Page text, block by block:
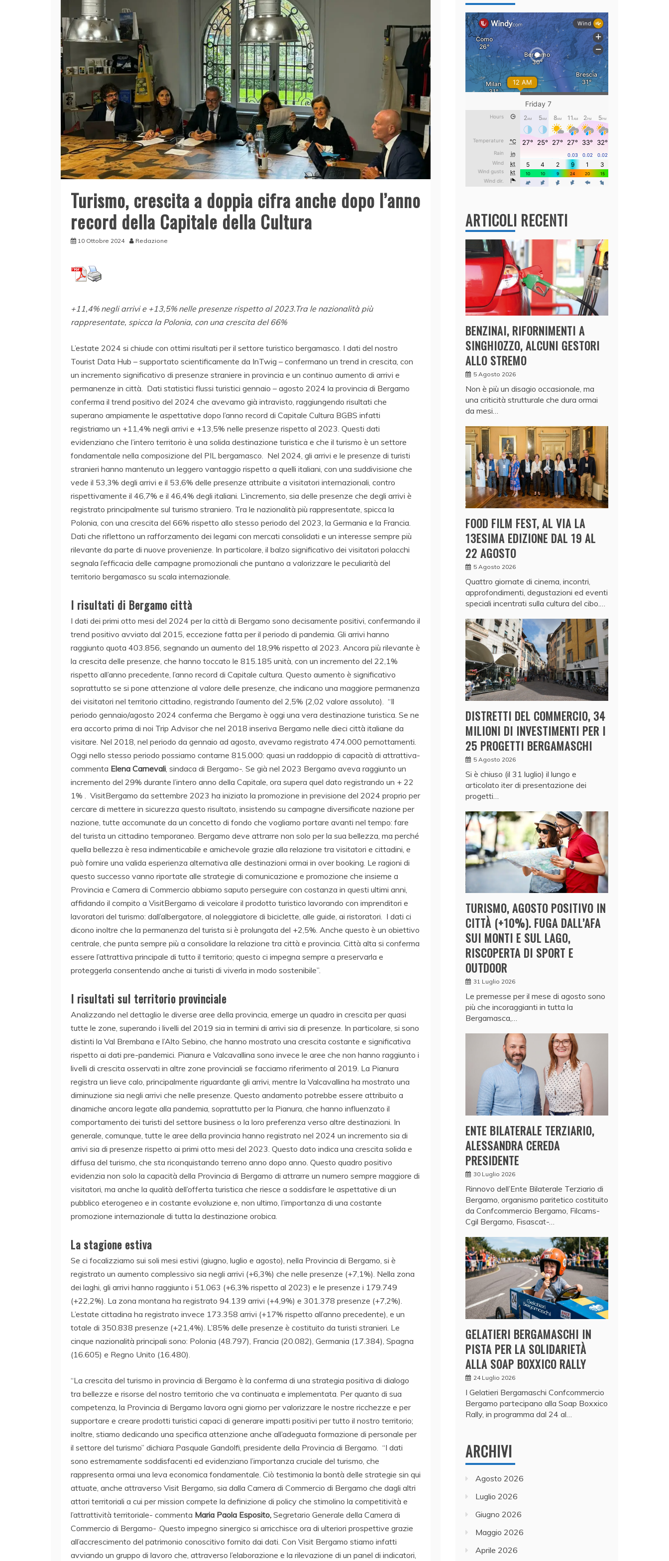
Turismo, crescita a doppia cifra anche dopo l’anno
record della Capitale della Cultura
10 Ottobre 2024 Redazione
+11,4% negli arrivi e +13,5% nelle presenze rispetto al 2023.Tra le nazionalità più
rappresentate, spicca la Polonia, con una crescita del 66%
L’estate 2024 si chiude con ottimi risultati per il settore turistico bergamasco. I dati del nostro
Tourist Data Hub – supportato scientificamente da InTwig – confermano un trend in crescita, con
un incremento significativo di presenze straniere in provincia e un continuo aumento di arrivi e
permanenze in città. Dati statistici flussi turistici gennaio – agosto 2024 la provincia di Bergamo
conferma il trend positivo del 2024 che avevamo già intravisto, raggiungendo risultati che
superano ampiamente le aspettative dopo l’anno record di Capitale Cultura BGBS infatti
registriamo un +11,4% negli arrivi e +13,5% nelle presenze rispetto al 2023. Questi dati
evidenziano che l’intero territorio è una solida destinazione turistica e che il turismo è un settore
fondamentale nella composizione del PIL bergamasco. Nel 2024, gli arrivi e le presenze di turisti
stranieri hanno mantenuto un leggero vantaggio rispetto a quelli italiani, con una suddivisione che
vede il 53,3% degli arrivi e il 53,6% delle presenze attribuite a visitatori internazionali, contro
rispettivamente il 46,7% e il 46,4% degli italiani. L’incremento, sia delle presenze che degli arrivi è
registrato principalmente sul turismo straniero. Tra le nazionalità più rappresentate, spicca la
Polonia, con una crescita del 66% rispetto allo stesso periodo del 2023, la Germania e la Francia.
Dati che riflettono un rafforzamento dei legami con mercati consolidati e un interesse sempre più
rilevante da parte di nuove provenienze. In particolare, il balzo significativo dei visitatori polacchi
segnala l’efficacia delle campagne promozionali che puntano a valorizzare le peculiarità del
territorio bergamasco su scala internazionale.
I risultati di Bergamo città
I dati dei primi otto mesi del 2024 per la città di Bergamo sono decisamente positivi, confermando il
trend positivo avviato dal 2015, eccezione fatta per il periodo di pandemia. Gli arrivi hanno
raggiunto quota 403.856, segnando un aumento del 18,9% rispetto al 2023. Ancora più rilevante è
la crescita delle presenze, che hanno toccato le 815.185 unità, con un incremento del 22,1%
rispetto all’anno precedente, l’anno record di Capitale cultura. Questo aumento è significativo
soprattutto se si pone attenzione al valore delle presenze, che indicano una maggiore permanenza
dei visitatori nel territorio cittadino, registrando l’aumento del 2,5% (2,02 valore assoluto). “Il
periodo gennaio/agosto 2024 conferma che Bergamo è oggi una vera destinazione turistica. Se ne
era accorto prima di noi Trip Advisor che nel 2018 inseriva Bergamo nelle dieci città italiane da
visitare. Nel 2018, nel periodo da gennaio ad agosto, avevamo registrato 474.000 pernottamenti.
Oggi nello stesso periodo possiamo contarne 815.000: quasi un raddoppio di capacità di attrattiva-
commenta Elena Carnevali, sindaca di Bergamo-. Se già nel 2023 Bergamo aveva raggiunto un
incremento del 29% durante l’intero anno della Capitale, ora supera quel dato registrando un + 22
1% . VisitBergamo da settembre 2023 ha iniziato la promozione in previsione del 2024 proprio per
cercare di mettere in sicurezza questo risultato, insistendo su campagne diversificate nazione per
nazione, tutte accomunate da un concetto di fondo che vogliamo portare avanti nel tempo: fare
del turista un cittadino temporaneo. Bergamo deve attrarre non solo per la sua bellezza, ma perché
quella bellezza è resa indimenticabile e amichevole grazie alla relazione tra visitatori e cittadini, e
può fornire una valida esperienza alternativa alle destinazioni ormai in over booking. Le ragioni di
questo successo vanno riportate alle strategie di comunicazione e promozione che insieme a
Provincia e Camera di Commercio abbiamo saputo perseguire con costanza in questi ultimi anni,
affidando il compito a VisitBergamo di veicolare il prodotto turistico lavorando con imprenditori e
lavoratori del turismo: dall’albergatore, al noleggiatore di biciclette, alle guide, ai ristoratori. I dati ci
dicono inoltre che la permanenza del turista si è prolungata del +2,5%. Anche questo è un obiettivo
centrale, che punta sempre più a consolidare la relazione tra città e provincia. Città alta si conferma
essere l’attrattiva principale di tutto il territorio; questo ci impegna sempre a preservarla e
proteggerla consentendo anche ai turisti di viverla in modo sostenibile”.
I risultati sul territorio provinciale
Analizzando nel dettaglio le diverse aree della provincia, emerge un quadro in crescita per quasi
tutte le zone, superando i livelli del 2019 sia in termini di arrivi sia di presenze. In particolare, si sono
distinti la Val Brembana e l’Alto Sebino, che hanno mostrato una crescita costante e significativa
rispetto ai dati pre-pandemici. Pianura e Valcavallina sono invece le aree che non hanno raggiunto i
livelli di crescita osservati in altre zone provinciali se facciamo riferimento al 2019. La Pianura
registra un lieve calo, principalmente riguardante gli arrivi, mentre la Valcavallina ha mostrato una
diminuzione sia negli arrivi che nelle presenze. Questo andamento potrebbe essere attribuito a
dinamiche ancora legate alla pandemia, soprattutto per la Pianura, che hanno influenzato il
comportamento dei turisti del settore business o la loro preferenza verso altre destinazioni. In
generale, comunque, tutte le aree della provincia hanno registrato nel 2024 un incremento sia di
arrivi sia di presenze rispetto ai primi otto mesi del 2023. Questo dato indica una crescita solida e
diffusa del turismo, che sta riconquistando terreno anno dopo anno. Questo quadro positivo
evidenzia non solo la capacità della Provincia di Bergamo di attrarre un numero sempre maggiore di
visitatori, ma anche la qualità dell’offerta turistica che riesce a soddisfare le aspettative di un
pubblico eterogeneo e in costante evoluzione e, non ultimo, l’importanza di una costante
promozione internazionale di tutta la destinazione orobica.
La stagione estiva
Se ci focalizziamo sui soli mesi estivi (giugno, luglio e agosto), nella Provincia di Bergamo, si è
registrato un aumento complessivo sia negli arrivi (+6,3%) che nelle presenze (+7,1%). Nella zona
dei laghi, gli arrivi hanno raggiunto i 51.063 (+6,3% rispetto al 2023) e le presenze i 179.749
(+22,2%). La zona montana ha registrato 94.139 arrivi (+4,9%) e 301.378 presenze (+7,2%).
L’estate cittadina ha registrato invece 173.358 arrivi (+17% rispetto all’anno precedente), e un
totale di 350.838 presenze (+21,4%). L’85% delle presenze è costituito da turisti stranieri. Le
cinque nazionalità principali sono: Polonia (48.797), Francia (20.082), Germania (17.384), Spagna
(16.605) e Regno Unito (16.480).
“La crescita del turismo in provincia di Bergamo è la conferma di una strategia positiva di dialogo
tra bellezze e risorse del nostro territorio che va continuata e implementata. Per quanto di sua
competenza, la Provincia di Bergamo lavora ogni giorno per valorizzare le nostre ricchezze e per
supportare e creare prodotti turistici capaci di generare impatti positivi per tutto il nostro territorio;
inoltre, stiamo dedicando una specifica attenzione anche all’adeguata formazione di personale per
il settore del turismo” dichiara Pasquale Gandolfi, presidente della Provincia di Bergamo. “I dati
sono estremamente soddisfacenti ed evidenziano l’importanza cruciale del turismo, che
rappresenta ormai una leva economica fondamentale. Ciò testimonia la bontà delle strategie sin qui
attuate, anche attraverso Visit Bergamo, sia dalla Camera di Commercio di Bergamo che dagli altri
attori territoriali a cui per mission compete la definizione di policy che stimolino la competitività e
l’attrattività territoriale- commenta Maria Paola Esposito, Segretario Generale della Camera di
Commercio di Bergamo- .Questo impegno sinergico si arricchisce ora di ulteriori prospettive grazie
all’accrescimento del patrimonio conoscitivo fornito dai dati. Con Visit Bergamo stiamo infatti
avviando un gruppo di lavoro che, attraverso l’elaborazione e la rilevazione di un panel di indicatori,
ARTICOLI RECENTI
BENZINAI, RIFORNIMENTI A
SINGHIOZZO, ALCUNI GESTORI
ALLO STREMO
5 Agosto 2026
Non è più un disagio occasionale, ma
una criticità strutturale che dura ormai
da mesi…
FOOD FILM FEST, AL VIA LA
13ESIMA EDIZIONE DAL 19 AL
22 AGOSTO
5 Agosto 2026
Quattro giornate di cinema, incontri,
approfondimenti, degustazioni ed eventi
speciali incentrati sulla cultura del cibo.…
DISTRETTI DEL COMMERCIO, 34
MILIONI DI INVESTIMENTI PER I
25 PROGETTI BERGAMASCHI
5 Agosto 2026
Si è chiuso (il 31 luglio) il lungo e
articolato iter di presentazione dei
progetti…
TURISMO, AGOSTO POSITIVO IN
CITTÀ (+10%). FUGA DALL’AFA
SUI MONTI E SUL LAGO,
RISCOPERTA DI SPORT E
OUTDOOR
31 Luglio 2026
Le premesse per il mese di agosto sono
più che incoraggianti in tutta la
Bergamasca,…
ENTE BILATERALE TERZIARIO,
ALESSANDRA CEREDA
PRESIDENTE
30 Luglio 2026
Rinnovo dell’Ente Bilaterale Terziario di
Bergamo, organismo paritetico costituito
da Confcommercio Bergamo, Filcams-
Cgil Bergamo, Fisascat-…
GELATIERI BERGAMASCHI IN
PISTA PER LA SOLIDARIETÀ
ALLA SOAP BOXXICO RALLY
24 Luglio 2026
I Gelatieri Bergamaschi Confcommercio
Bergamo partecipano alla Soap Boxxico
Rally, in programma dal 24 al…
ARCHIVI
Agosto 2026
Luglio 2026
Giugno 2026
Maggio 2026
Aprile 2026